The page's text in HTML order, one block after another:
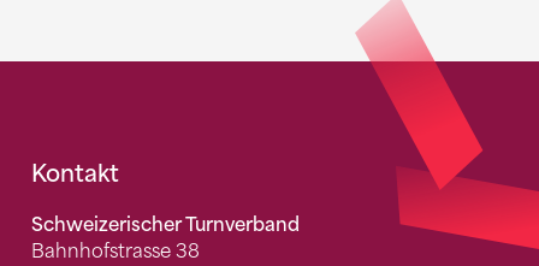
Fusszeile
Kontakt
Schweizerischer Turnverband
Bahnhofstrasse 38